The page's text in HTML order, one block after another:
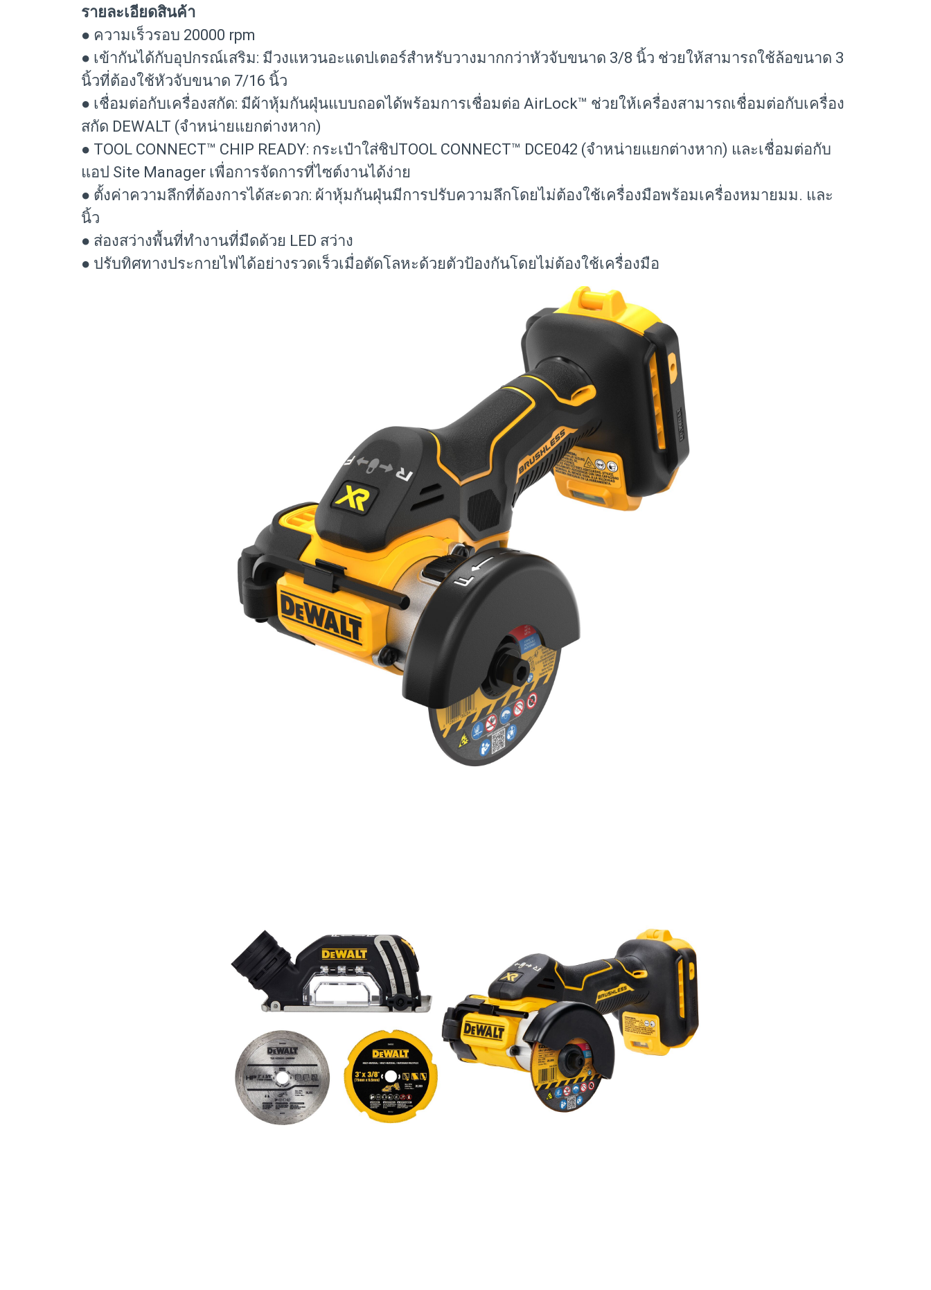
รายละเอียดสินค้า
● ความเร็วรอบ 20000 rpm
● เข้ากันได้กับอุปกรณ์เสริม: มีวงแหวนอะแดปเตอร์สำหรับวางมากกว่าหัวจับขนาด 3/8 นิ้ว ช่วยให้สามารถใช้ล้อขนาด 3
นิ้วที่ต้องใช้หัวจับขนาด 7/16 นิ้ว
● เชื่อมต่อกับเครื่องสกัด: มีผ้าหุ้มกันฝุ่นแบบถอดได้พร้อมการเชื่อมต่อ AirLock™ ช่วยให้เครื่องสามารถเชื่อมต่อกับเครื่อง
สกัด DEWALT (จำหน่ายแยกต่างหาก)
● TOOL CONNECT™ CHIP READY: กระเป๋าใส่ชิปTOOL CONNECT™ DCE042 (จำหน่ายแยกต่างหาก) และเชื่อมต่อกับ
แอป Site Manager เพื่อการจัดการที่ไซต์งานได้ง่าย
● ตั้งค่าความลึกที่ต้องการได้สะดวก: ผ้าหุ้มกันฝุ่นมีการปรับความลึกโดยไม่ต้องใช้เครื่องมือพร้อมเครื่องหมายมม. และ
นิ้ว
● ส่องสว่างพื้นที่ทำงานที่มืดด้วย LED สว่าง
● ปรับทิศทางประกายไฟได้อย่างรวดเร็วเมื่อตัดโลหะด้วยตัวป้องกันโดยไม่ต้องใช้เครื่องมือ